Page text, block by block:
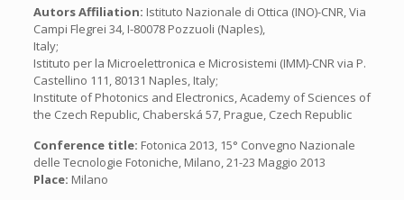
Autors Affiliation: Istituto Nazionale di Ottica (INO)-CNR, Via
Campi Flegrei 34, I-80078 Pozzuoli (Naples),
Italy;
Istituto per la Microelettronica e Microsistemi (IMM)-CNR via P.
Castellino 111, 80131 Naples, Italy;
Institute of Photonics and Electronics, Academy of Sciences of
the Czech Republic, Chaberská 57, Prague, Czech Republic
Conference title: Fotonica 2013, 15° Convegno Nazionale
delle Tecnologie Fotoniche, Milano, 21-23 Maggio 2013
Place: Milano